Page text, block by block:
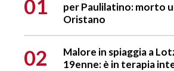
01
per Paulilatino: morto
Oristano
02
Malore in spiaggia a
19enne: è in terapia